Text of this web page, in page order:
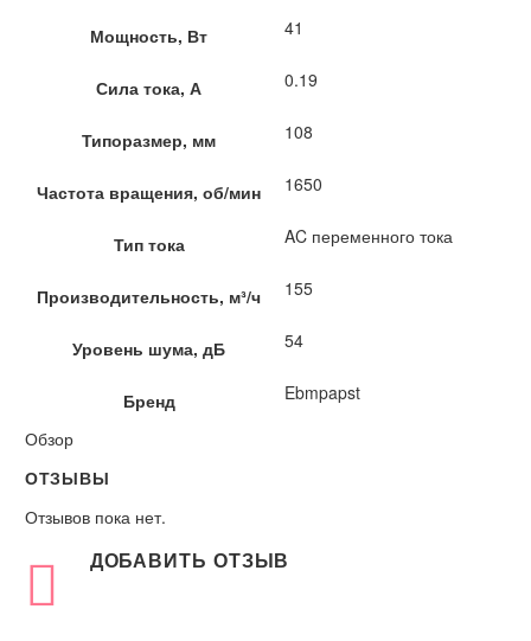
Мощность, Вт 41
Сила тока, А 0.19
Типоразмер, мм 108
Частота вращения, об/мин 1650
Тип тока AC переменного тока
Производительность, м³/ч 155
Уровень шума, дБ 54
Бренд
Ebmpapst
Обзор
ОТЗЫВЫ
Отзывов пока нет.
ДОБАВИТЬ ОТЗЫВ